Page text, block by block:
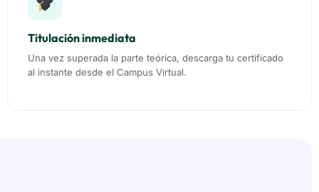
Titulación inmediata
Una vez superada la parte teórica, descarga tu certificado
al instante desde el Campus Virtual.